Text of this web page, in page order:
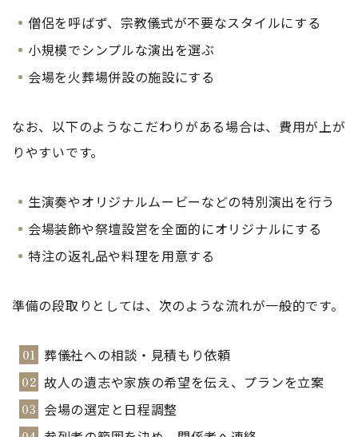
僧侶を呼ばず、宗教儀式が不要なスタイルにする
小規模でシンプルな演出を選ぶ
会場を火葬場併設の施設にする
なお、以下のようなこだわりがある場合は、費用が上が
りやすいです。
生演奏やオリジナルムービーなどの特別演出を行う
会場装飾や祭壇設営を全面的にオリジナルにする
特注の返礼品や料理を用意する
準備の段取りとしては、次のような流れが一般的です。
葬儀社への相談・見積もり依頼
故人の遺志や家族の希望を伝え、プランを立案
会場の選定と日程調整